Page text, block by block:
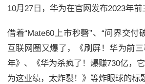
10月 27 日，华为在官网发布2023年前
借着“Mate60上市秒磬”、“问界交付
互联网圈又爆了，《刷屏！华为前
年》、《华为杀疯了！爆赚730亿，
为这业绩，太炸裂！》等炸眼球的标